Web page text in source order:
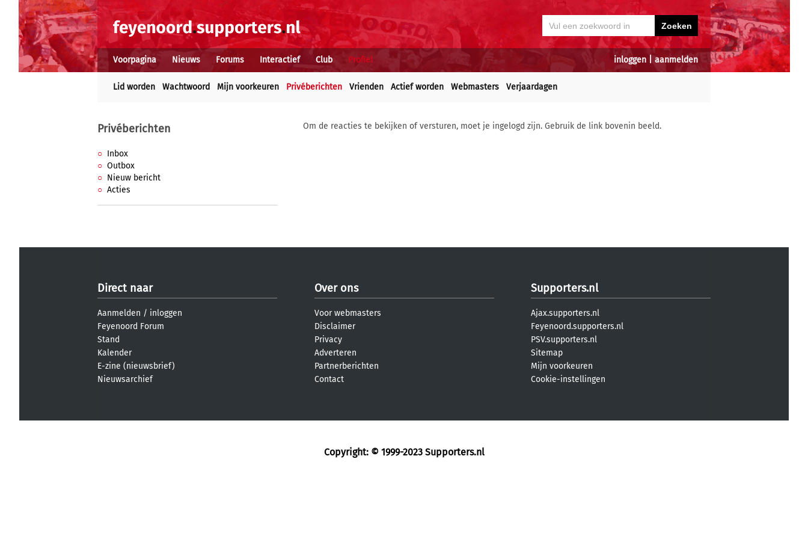
inloggen aanmelden
Voorpagina Nieuws Forums Interactief Club Profiel
Lid worden Wachtwoord Mijn voorkeuren Privéberichten Vrienden Actief worden Webmasters Verjaardagen
Privéberichten
Inbox
Outbox
Nieuw bericht
Acties
Om de reacties te bekijken of versturen, moet je ingelogd zijn. Gebruik de link bovenin beeld.
Direct naar
Aanmelden / inloggen
Feyenoord Forum
Stand
Kalender
E-zine (nieuwsbrief)
Nieuwsarchief
Over ons
Voor webmasters
Disclaimer
Privacy
Adverteren
Partnerberichten
Contact
Supporters.nl
Ajax.supporters.nl
Feyenoord.supporters.nl
PSV.supporters.nl
Sitemap
Mijn voorkeuren
Cookie-instellingen
Copyright: © 1999-2023 Supporters.nl